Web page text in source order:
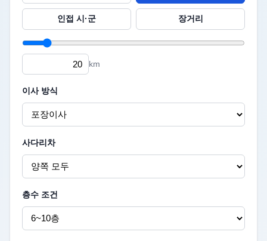
인접 시·군 장거리
km
이사 방식
사다리차
층수 조건